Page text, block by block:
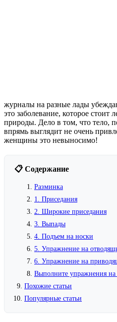
журналы на разные лады
это заболевание, которое стоит
природы. Дело в том, что тело,
впрямь выглядит не очень
женщины это невыносимо!
📋 Содержание
Разминка
1. Приседания
2. Широкие приседания
3. Выпады
4. Подъем на носки
5. Упражнение на
6. Упражнение на
Выполните упражнения на
Похожие статьи
Популярные статьи